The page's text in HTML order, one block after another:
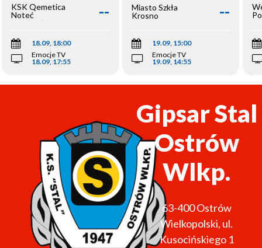
KSK Qemetica
Noteć
Inowrocław
--
18.09, 18:00
Emocje TV
18.09, 17:55
Miasto Szkła
Krosno
--
19.09, 15:00
Emocje TV
19.09, 14:55
Gipsar Stal
Ostrów
Wlkp.
63-400 Ostrów
Wielkopolski, ul.
Kusocińskiego 1